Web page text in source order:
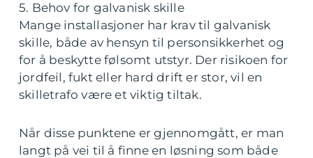
5. Behov for galvanisk skille
Mange installasjoner har krav til galvanisk
skille, både av hensyn til personsikkerhet og
for å beskytte følsomt utstyr. Der risikoen for
jordfeil, fukt eller hard drift er stor, vil en
skilletrafo være et viktig tiltak.
Når disse punktene er gjennomgått, er man
langt på vei til å finne en løsning som både